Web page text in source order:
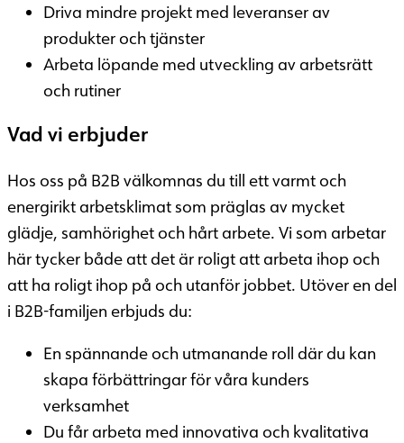
Driva mindre projekt med leveranser av
produkter och tjänster
Arbeta löpande med utveckling av arbetsrätt
och rutiner
Vad vi erbjuder
Hos oss på B2B välkomnas du till ett varmt och
energirikt arbetsklimat som präglas av mycket
glädje, samhörighet och hårt arbete. Vi som arbetar
här tycker både att det är roligt att arbeta ihop och
att ha roligt ihop på och utanför jobbet. Utöver en del
i B2B-familjen erbjuds du:
En spännande och utmanande roll där du kan
skapa förbättringar för våra kunders
verksamhet
Du får arbeta med innovativa och kvalitativa